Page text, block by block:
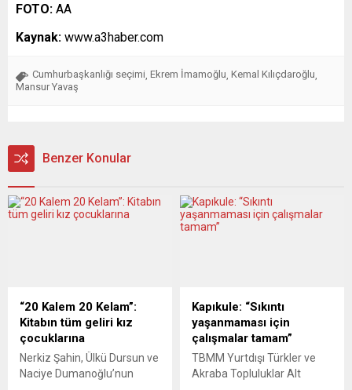
FOTO: AA
Kaynak: www.a3haber.com
Cumhurbaşkanlığı seçimi Ekrem İmamoğlu Kemal Kılıçdaroğlu
Mansur Yavaş
Benzer Konular
“20 Kalem 20 Kelam”:
Kitabın tüm geliri kız
çocuklarına
Nerkiz Şahin, Ülkü Dursun ve
Naciye Dumanoğlu’nun
Kapıkule: “Sıkıntı
yaşanmaması için
çalışmalar tamam”
TBMM Yurtdışı Türkler ve
Akraba Topluluklar Alt